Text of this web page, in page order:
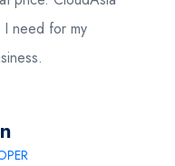
I need for my